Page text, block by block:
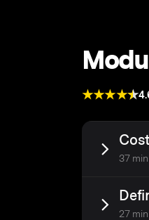
37 min
27 min